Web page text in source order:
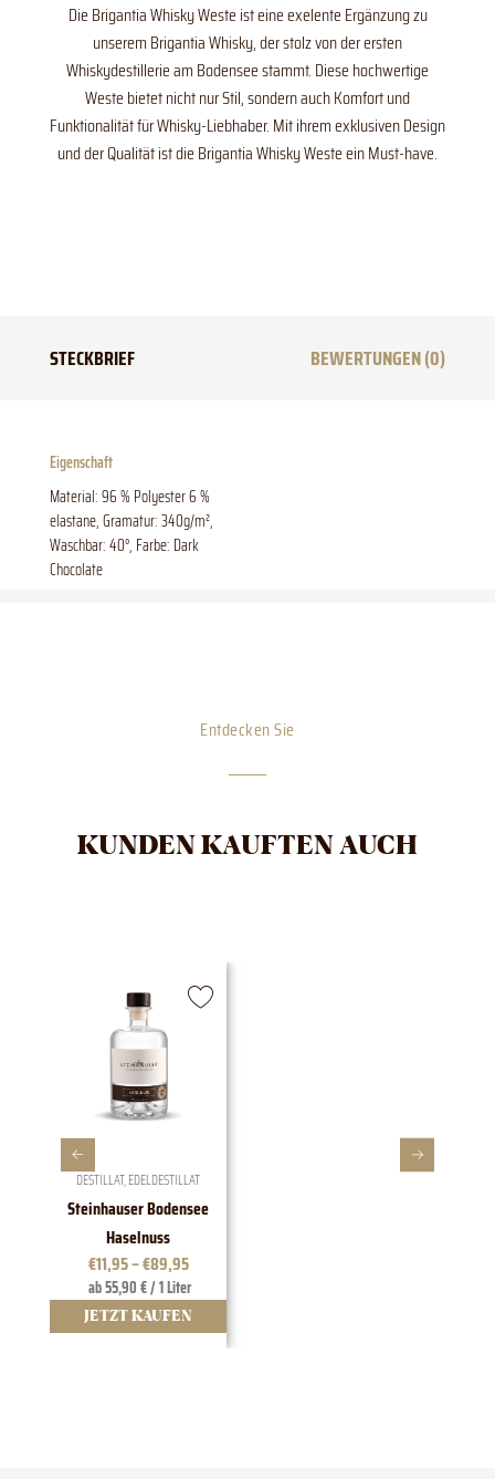
Die Brigantia Whisky Weste ist eine exelente Ergänzung zu
unserem Brigantia Whisky, der stolz von der ersten
Whiskydestillerie am Bodensee stammt. Diese hochwertige
Weste bietet nicht nur Stil, sondern auch Komfort und
Funktionalität für Whisky-Liebhaber. Mit ihrem exklusiven Design
und der Qualität ist die Brigantia Whisky Weste ein Must-have.
STECKBRIEF BEWERTUNGEN (0)
Eigenschaft
Material: 96 % Polyester 6 %
elastane, Gramatur: 340g/m²,
Waschbar: 40°, Farbe: Dark
Chocolate
Entdecken Sie
KUNDEN KAUFTEN AUCH
DESTILLAT,EDELDESTILLAT
Steinhauser Bodensee
Haselnuss
€11,95–€89,95
ab 55,90 € / 1 Liter
JETZT KAUFEN